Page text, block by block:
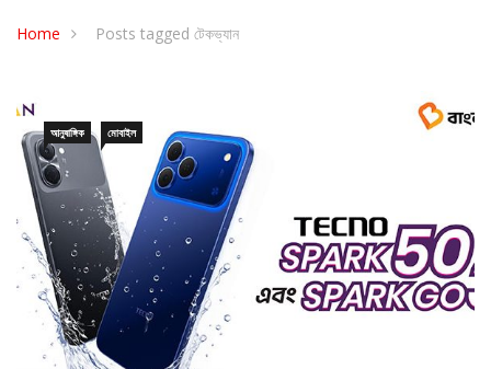
Home Posts tagged টেকভ্যান
আনুষাঙ্গিক মোবাইল